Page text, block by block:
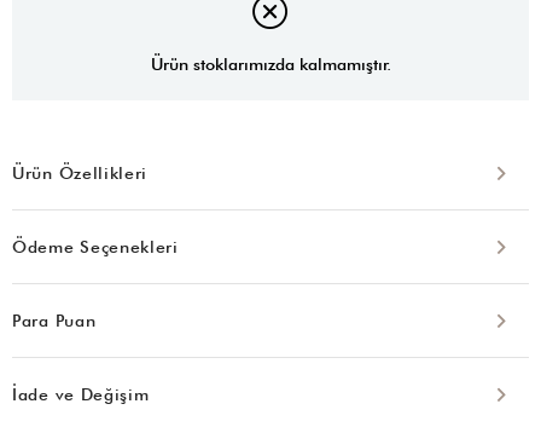
Ürün stoklarımızda kalmamıştır.
Ürün Özellikleri
Ödeme Seçenekleri
Para Puan
İade ve Değişim